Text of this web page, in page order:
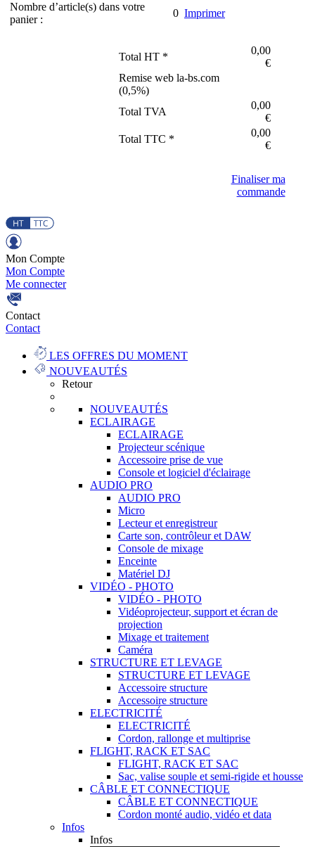
Nombre d’article(s) dans votre
panier :
0 Imprimer
Total HT *
0,00
€
Remise web la-bs.com
(0,5%)
Total TVA
0,00
€
Total TTC *
0,00
€
Finaliser ma
commande
Mon Compte
Mon Compte
Me connecter
Contact
Contact
LES OFFRES DU MOMENT
NOUVEAUTÉS
Retour
NOUVEAUTÉS
ECLAIRAGE
ECLAIRAGE
Projecteur scénique
Accessoire prise de vue
Console et logiciel d'éclairage
AUDIO PRO
AUDIO PRO
Micro
Lecteur et enregistreur
Carte son, contrôleur et DAW
Console de mixage
Enceinte
Matériel DJ
VIDÉO - PHOTO
VIDÉO - PHOTO
Vidéoprojecteur, support et écran de
projection
Mixage et traitement
Caméra
STRUCTURE ET LEVAGE
STRUCTURE ET LEVAGE
Accessoire structure
Accessoire structure
ELECTRICITÉ
ELECTRICITÉ
Cordon, rallonge et multiprise
FLIGHT, RACK ET SAC
FLIGHT, RACK ET SAC
Sac, valise souple et semi-rigide et housse
CÂBLE ET CONNECTIQUE
CÂBLE ET CONNECTIQUE
Cordon monté audio, vidéo et data
Infos
Infos